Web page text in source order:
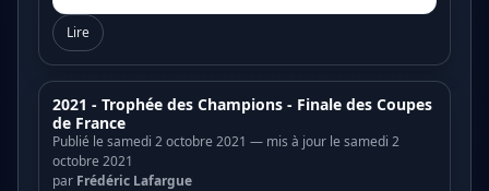
Lire
2021 - Trophée des Champions - Finale des Coupes
de France
Publié le samedi 2 octobre 2021 — mis à jour le samedi 2
octobre 2021
par Frédéric Lafargue